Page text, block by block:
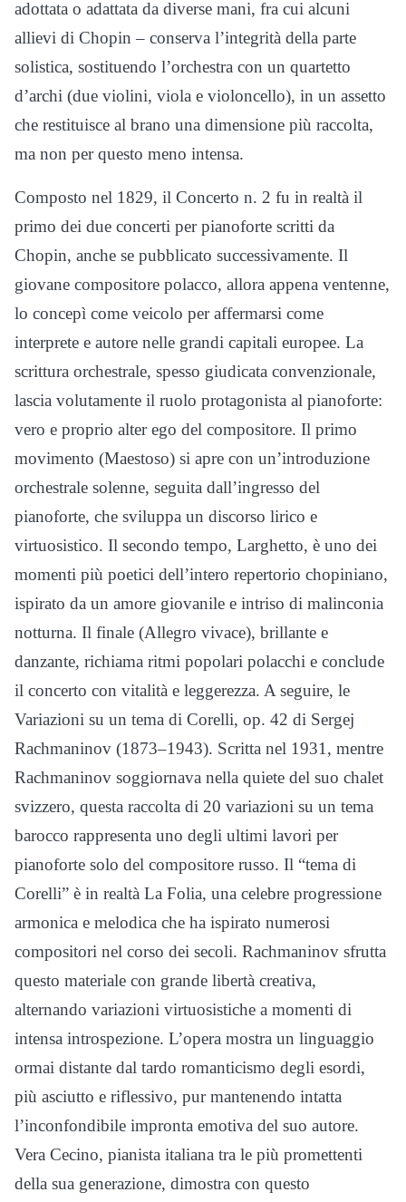
adottata o adattata da diverse mani, fra cui alcuni
allievi di Chopin – conserva l’integrità della parte
solistica, sostituendo l’orchestra con un quartetto
d’archi (due violini, viola e violoncello), in un assetto
che restituisce al brano una dimensione più raccolta,
ma non per questo meno intensa.
Composto nel 1829, il Concerto n. 2 fu in realtà il
primo dei due concerti per pianoforte scritti da
Chopin, anche se pubblicato successivamente. Il
giovane compositore polacco, allora appena ventenne,
lo concepì come veicolo per affermarsi come
interprete e autore nelle grandi capitali europee. La
scrittura orchestrale, spesso giudicata convenzionale,
lascia volutamente il ruolo protagonista al pianoforte:
vero e proprio alter ego del compositore. Il primo
movimento (Maestoso) si apre con un’introduzione
orchestrale solenne, seguita dall’ingresso del
pianoforte, che sviluppa un discorso lirico e
virtuosistico. Il secondo tempo, Larghetto, è uno dei
momenti più poetici dell’intero repertorio chopiniano,
ispirato da un amore giovanile e intriso di malinconia
notturna. Il finale (Allegro vivace), brillante e
danzante, richiama ritmi popolari polacchi e conclude
il concerto con vitalità e leggerezza. A seguire, le
Variazioni su un tema di Corelli, op. 42 di Sergej
Rachmaninov (1873–1943). Scritta nel 1931, mentre
Rachmaninov soggiornava nella quiete del suo chalet
svizzero, questa raccolta di 20 variazioni su un tema
barocco rappresenta uno degli ultimi lavori per
pianoforte solo del compositore russo. Il “tema di
Corelli” è in realtà La Folia, una celebre progressione
armonica e melodica che ha ispirato numerosi
compositori nel corso dei secoli. Rachmaninov sfrutta
questo materiale con grande libertà creativa,
alternando variazioni virtuosistiche a momenti di
intensa introspezione. L’opera mostra un linguaggio
ormai distante dal tardo romanticismo degli esordi,
più asciutto e riflessivo, pur mantenendo intatta
l’inconfondibile impronta emotiva del suo autore.
Vera Cecino, pianista italiana tra le più promettenti
della sua generazione, dimostra con questo